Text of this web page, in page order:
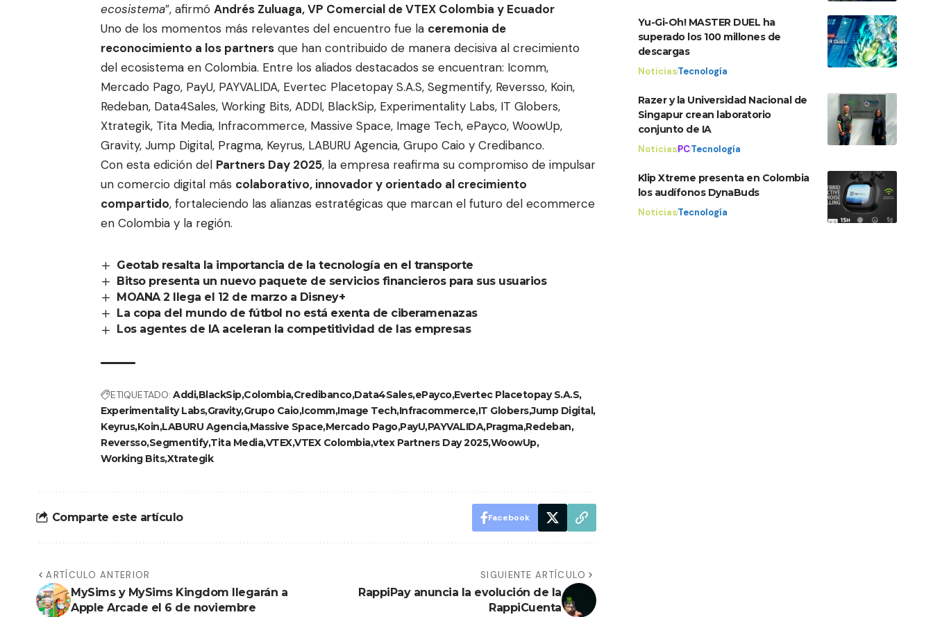
ecosistema”, afirmó Andrés Zuluaga, VP Comercial de VTEX Colombia y Ecuador
Uno de los momentos más relevantes del encuentro fue la ceremonia de
reconocimiento a los partners que han contribuido de manera decisiva al crecimiento
del ecosistema en Colombia. Entre los aliados destacados se encuentran: Icomm,
Mercado Pago, PayU, PAYVALIDA, Evertec Placetopay S.A.S, Segmentify, Reversso, Koin,
Redeban, Data4Sales, Working Bits, ADDI, BlackSip, Experimentality Labs, IT Globers,
Xtrategik, Tita Media, Infracommerce, Massive Space, Image Tech, ePayco, WoowUp,
Gravity, Jump Digital, Pragma, Keyrus, LABURU Agencia, Grupo Caio y Credibanco.
Con esta edición del Partners Day 2025, la empresa reafirma su compromiso de impulsar
un comercio digital más colaborativo, innovador y orientado al crecimiento
compartido, fortaleciendo las alianzas estratégicas que marcan el futuro del ecommerce
en Colombia y la región.
Geotab resalta la importancia de la tecnología en el transporte
Bitso presenta un nuevo paquete de servicios financieros para sus usuarios
MOANA 2 llega el 12 de marzo a Disney+
La copa del mundo de fútbol no está exenta de ciberamenazas
Los agentes de IA aceleran la competitividad de las empresas
ETIQUETADO: AddiBlackSipColombiaCredibancoData4SalesePaycoEvertec Placetopay S.A.S
Experimentality LabsGravityGrupo CaioIcommImage TechInfracommerceIT GlobersJump Digital
KeyrusKoin LABURU AgenciaMassive SpaceMercado PagoPayUPAYVALIDAPragmaRedeban
ReverssoSegmentifyTita MediaVTEXVTEX Colombiavtex Partners Day 2025WoowUp
Working BitsXtrategik
Comparte este artículo Facebook
ARTÍCULO ANTERIOR
MySims y MySims Kingdom llegarán a
Apple Arcade el 6 de noviembre
SIGUIENTE ARTÍCULO
RappiPay anuncia la evolución de la
RappiCuenta
Yu-Gi-Oh! MASTER DUEL ha
superado los 100 millones de
descargas
NoticiasTecnología
Razer y la Universidad Nacional de
Singapur crean laboratorio
conjunto de IA
NoticiasPCTecnología
Klip Xtreme presenta en Colombia
los audífonos DynaBuds
NoticiasTecnología